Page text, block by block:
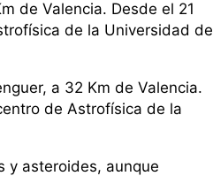
de Valencia. Desde el 21
de la Universidad de
a 32 Km de Valencia.
de Astrofísica de la
y asteroides, aunque